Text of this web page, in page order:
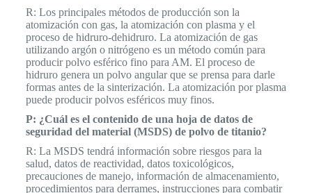
R: Los principales métodos de producción son la
atomización con gas, la atomización con plasma y el
proceso de hidruro-dehidruro. La atomización de gas
utilizando argón o nitrógeno es un método común para
producir polvo esférico fino para AM. El proceso de
hidruro genera un polvo angular que se prensa para darle
formas antes de la sinterización. La atomización por plasma
puede producir polvos esféricos muy finos.
P: ¿Cuál es el contenido de una hoja de datos de
seguridad del material (MSDS) de polvo de titanio?
R: La MSDS tendrá información sobre riesgos para la
salud, datos de reactividad, datos toxicológicos,
precauciones de manejo, información de almacenamiento,
procedimientos para derrames, instrucciones para combatir